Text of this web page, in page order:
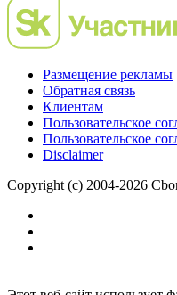
Размещение рекламы
Обратная связь
Пользовательское
Copyright (c) 2004-2026